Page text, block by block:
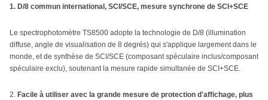
1. D/8 commun international, SCI/SCE, mesure synchrone de SCI+SCE
Le spectrophotomètre TS8500 adopte la technologie de D/8 (illumination
diffuse, angle de visualisation de 8 degrés) qui s'applique largement dans le
monde, et de synthèse de SCI/SCE (composant spéculaire inclus/composant
spéculaire exclu), soutenant la mesure rapide simultanée de SCI+SCE.
2. Facile à utiliser avec la grande mesure de protection d'affichage, plus